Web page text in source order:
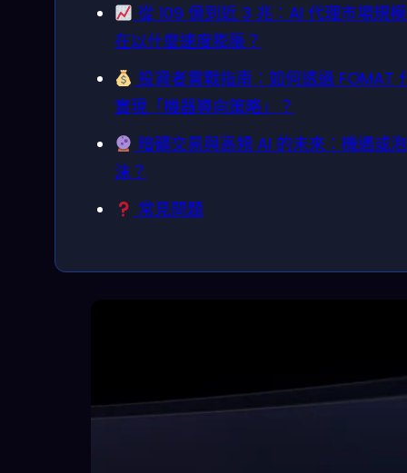
從 109 億到近 3 兆：AI 代理市場規
在以什麼速度膨脹？
投資者實戰指南：如何透過 FOMAT
實現「機器導向策略」？
暗礦交易與高頻 AI 的未來：機遇或泡
沫？
常見問題